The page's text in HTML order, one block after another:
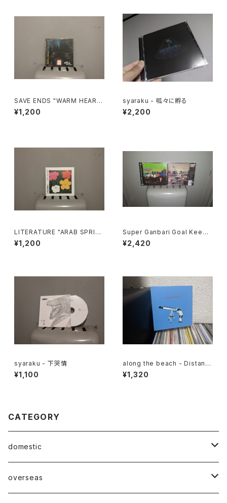
SAVE ENDS "WARM HEART
S, COLD HANDS"
¥1,200
syaraku - 呱々に孵る
¥2,200
LITERATURE "ARAB SPRIN
G"
¥1,200
Super Ganbari Goal Keepe
rs "Dodometic Youth"
¥2,420
syaraku - 下哭情
¥1,100
along the beach - Distant
Scenery
¥1,320
CATEGORY
domestic
Mabase Records[マバセレコーズ]
overseas